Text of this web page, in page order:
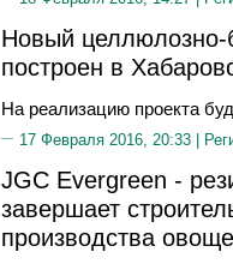
Новый целлюлозно-
построен в
На реализацию проекта
17 Февраля 2016, 20:33 |
JGC Evergreen -
завершает
производства